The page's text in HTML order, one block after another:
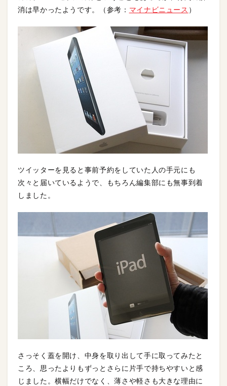
消は早かったようです。（参考： マイナビニュース ）
ツイッターを見ると事前予約をしていた人の手元にも
次々と届いているようで、もちろん編集部にも無事到着
しました。
さっそく蓋を開け、中身を取り出して手に取ってみたと
ころ、思ったよりもずっとさらに片手で持ちやすいと感
じました。横幅だけでなく、薄さや軽さも大きな理由に